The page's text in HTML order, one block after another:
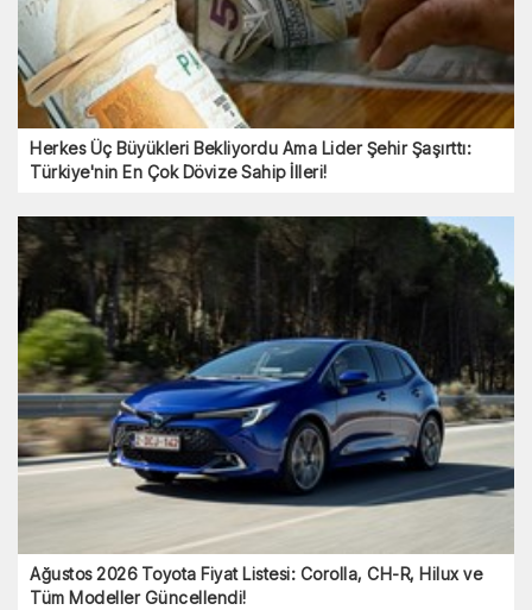
Herkes Üç Büyükleri Bekliyordu Ama Lider Şehir Şaşırttı:
Türkiye'nin En Çok Dövize Sahip İlleri!
Ağustos 2026 Toyota Fiyat Listesi: Corolla, CH-R, Hilux ve
Tüm Modeller Güncellendi!